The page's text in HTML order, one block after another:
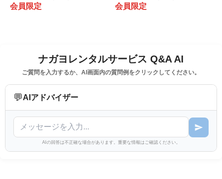
会員限定 会員限定
ナガヨレンタルサービス Q&A AI
ご質問を入力するか、AI画面内の質問例をクリックしてください。
💬AIアドバイザー
AIの回答は不正確な場合があります。重要な情報はご確認ください。